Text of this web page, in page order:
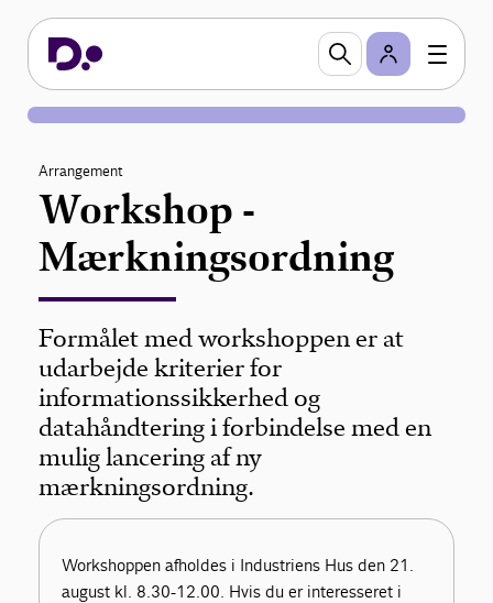
Arrangement
Workshop -
Mærkningsordning
Formålet med workshoppen er at
udarbejde kriterier for
informationssikkerhed og
datahåndtering i forbindelse med en
mulig lancering af ny
mærkningsordning.
Workshoppen afholdes i Industriens Hus den 21.
august kl. 8.30-12.00. Hvis du er interesseret i